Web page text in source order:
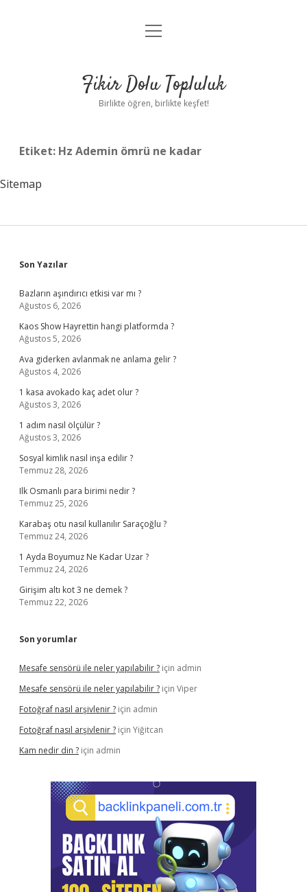
Anasayfa
Yasal Uyarı
menüyü
Fikir Dolu Topluluk
Birlikte öğren, birlikte keşfet!
Etiket: Hz Ademin ömrü ne kadar
Sitemap
Sidebar
Son Yazılar
Bazların aşındırıcı etkisi var mı ?
Ağustos 6, 2026
Kaos Show Hayrettin hangi platformda ?
Ağustos 5, 2026
Ava giderken avlanmak ne anlama gelir ?
Ağustos 4, 2026
1 kasa avokado kaç adet olur ?
Ağustos 3, 2026
1 adım nasıl ölçülür ?
Ağustos 3, 2026
Sosyal kimlik nasıl inşa edilir ?
Temmuz 28, 2026
Ilk Osmanlı para birimi nedir ?
Temmuz 25, 2026
Karabaş otu nasıl kullanılır Saraçoğlu ?
Temmuz 24, 2026
1 Ayda Boyumuz Ne Kadar Uzar ?
Temmuz 24, 2026
Girişim altı kot 3 ne demek ?
Temmuz 22, 2026
Son yorumlar
Mesafe sensörü ile neler yapılabilir ? için admin
Mesafe sensörü ile neler yapılabilir ? için Viper
Fotoğraf nasıl arşivlenir ? için admin
Fotoğraf nasıl arşivlenir ? için Yiğitcan
Kam nedir din ? için admin